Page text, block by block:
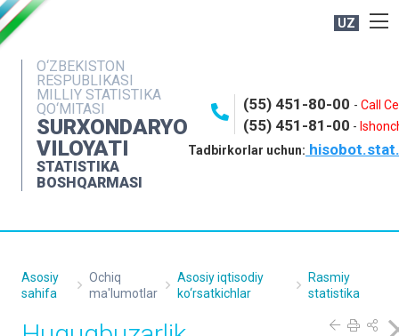
UZ
O‘ZBEKISTON
RESPUBLIKASI
MILLIY STATISTIKA
QO‘MITASI
SURXONDARYO
VILOYATI
STATISTIKA
BOSHQARMASI
(55) 451-80-00 -Call
(55) 451-81-00 -
Tadbirkorlar uchun:
OCHIQ MA'LUMOTLAR
NASHRLAR
INTERAKTIV XIZMATLAR
MATBUOT XIZMATI
Asosiy
sahifa
Ochiq
ma'lumotlar
Asosiy iqtisodiy
ko‘rsatkichlar
Rasmiy
statistika